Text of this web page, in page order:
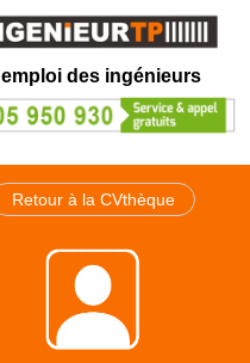
des ingénieurs
Retour à la CVthèque